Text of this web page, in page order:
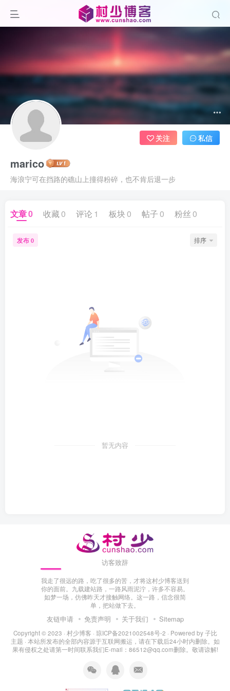
marico
海浪宁可在挡路的礁山上撞得粉碎，也不肯后退一步
关注 私信
文章0 收藏 0 评论 1 板块 0 帖子 0 粉丝 0
发布 0 排序
暂无内容
访客致辞
我走了很远的路，吃了很多的苦，才将这村少博客送到
你的面前。九载建站路，一路风雨泥泞，许多不容易。
如梦一场，仿佛昨天才接触网络。这一路，信念很简
单，把站做下去。
友链申请 免责声明 关于我们 Sitemap
Copyright © 2023 · 村少博客 · 琼ICP备2021002548号-2 · Powered by子比
主题 · 本站所发布的全部内容源于互联网搬运，请在下载后24小时内删除。如
果有侵权之处请第一时间联系我们E-mail：86512@qq.com删除。敬请谅解!